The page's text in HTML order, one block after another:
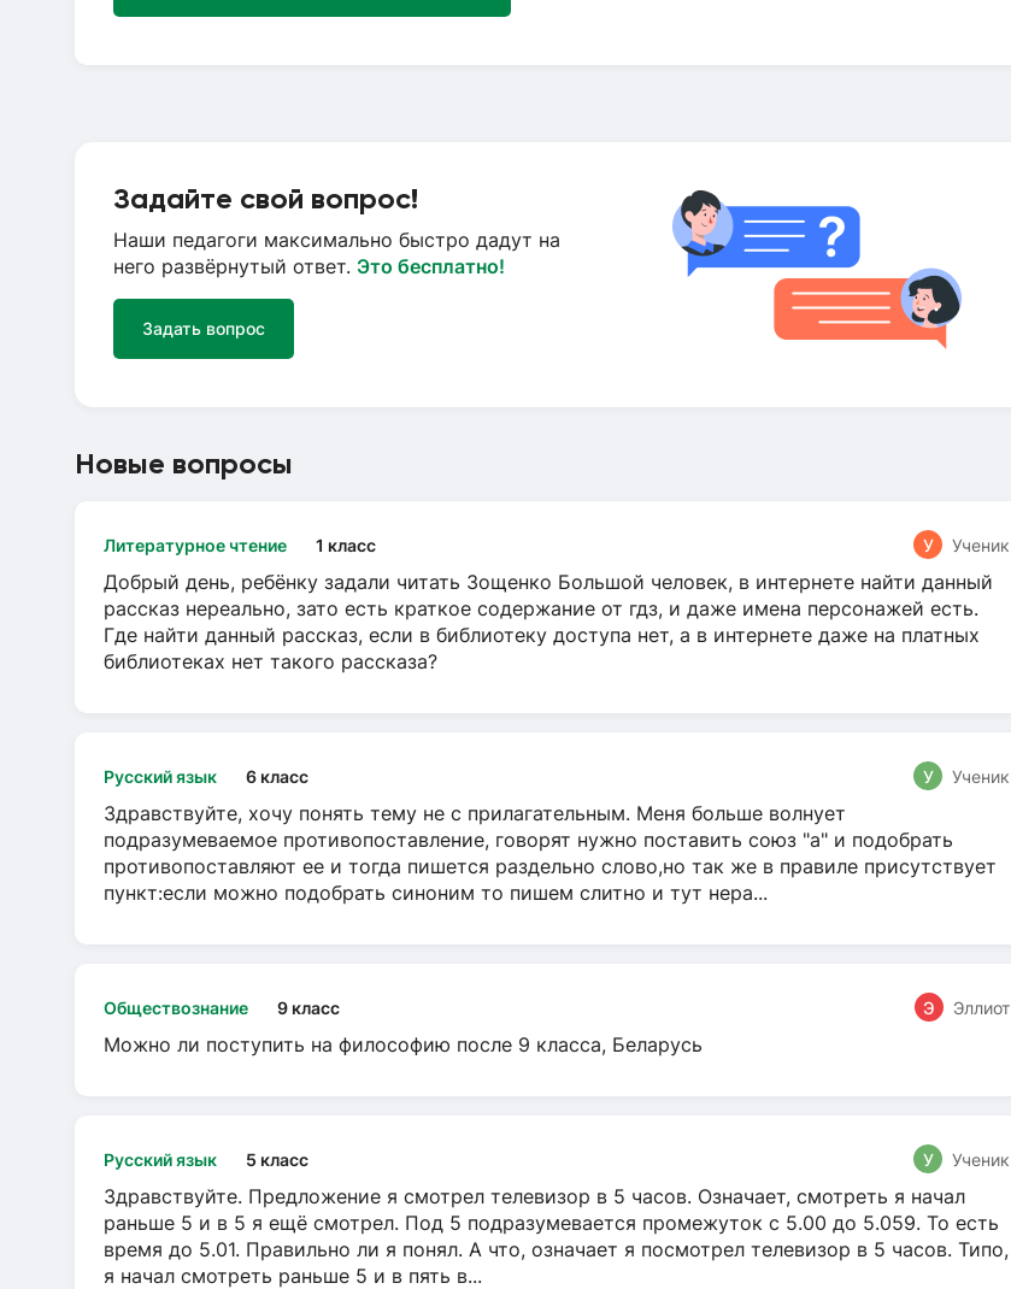
Задайте свой вопрос!
Наши педагоги максимально быстро дадут на
него развёрнутый ответ. Это бесплатно!
Задать вопрос
Новые вопросы
Литературное чтение 1 класс У Ученик
Добрый день, ребёнку задали читать Зощенко Большой человек, в интернете найти данный
рассказ нереально, зато есть краткое содержание от гдз, и даже имена персонажей есть.
Где найти данный рассказ, если в библиотеку доступа нет, а в интернете даже на платных
библиотеках нет такого рассказа?
Русский язык 6 класс У Ученик
Здравствуйте, хочу понять тему не с прилагательным. Меня больше волнует
подразумеваемое противопоставление, говорят нужно поставить союз "а" и подобрать
противопоставляют ее и тогда пишется раздельно слово,но так же в правиле присутствует
пункт:если можно подобрать синоним то пишем слитно и тут нера...
Обществознание 9 класс Э Эллиот
Можно ли поступить на философию после 9 класса, Беларусь
Русский язык 5 класс У Ученик
Здравствуйте. Предложение я смотрел телевизор в 5 часов. Означает, смотреть я начал
раньше 5 и в 5 я ещё смотрел. Под 5 подразумевается промежуток с 5.00 до 5.059. То есть
время до 5.01. Правильно ли я понял. А что, означает я посмотрел телевизор в 5 часов. Типо,
я начал смотреть раньше 5 и в пять в...